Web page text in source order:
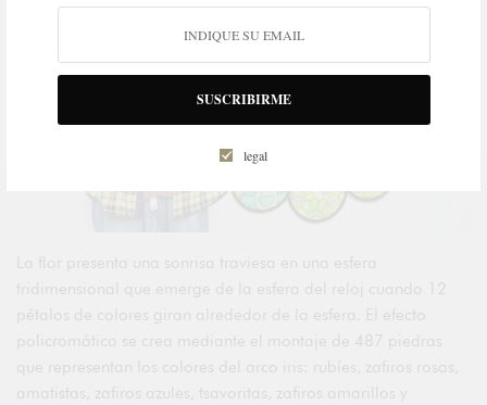
SUSCRIBIRME
legal
La flor presenta una sonrisa traviesa en una esfera
tridimensional que emerge de la esfera del reloj cuando 12
pétalos de colores giran alrededor de la esfera. El efecto
policromático se crea mediante el montaje de 487 piedras
que representan los colores del arco iris: rubíes, zafiros rosas,
amatistas, zafiros azules, tsavoritas, zafiros amarillos y